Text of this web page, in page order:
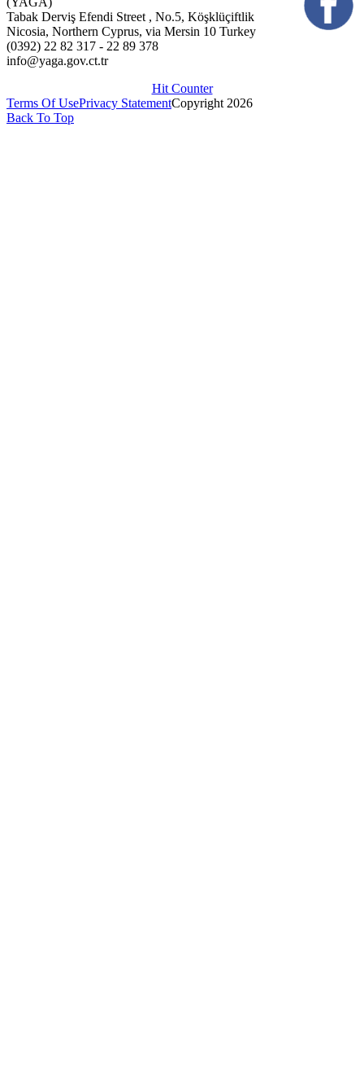
Tabak Derviş Efendi Street , No.5, Köşklüçiftlik
Nicosia, Northern Cyprus, via Mersin 10 Turkey
(0392) 22 82 317 - 22 89 378
info@yaga.gov.ct.tr
Hit Counter
Terms Of UsePrivacy StatementCopyright 2026
Back To Top